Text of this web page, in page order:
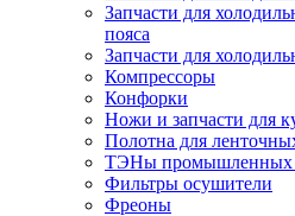
Запчасти для
пояса
Запчасти для
Компрессоры
Конфорки
Ножи и запчасти для
Полотна для
ТЭНы промышленных
Фильтры осушители
Фреоны